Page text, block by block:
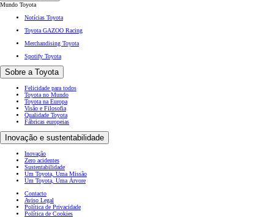
Mundo Toyota
Notícias Toyota
Toyota GAZOO Racing
Merchandising Toyota
Spotify Toyota
Sobre a Toyota
Felicidade para todos
Toyota no Mundo
Toyota na Europa
Visão e Filosofia
Qualidade Toyota
Fábricas europeias
Inovação e sustentabilidade
Inovação
Zero acidentes
Sustentabilidade
Um Toyota, Uma Missão
Um Toyota, Uma Árvore
Contacto
Aviso Legal
Política de Privacidade
Política de Cookies